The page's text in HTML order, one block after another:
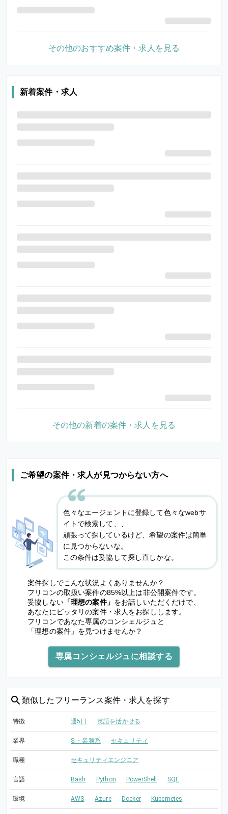
ご希望の案件・求人が見つからない方へ
色々なエージェントに登録して色々なwebサ
イトで検索して、、
頑張って探しているけど、希望の案件は簡単
に見つからないな。
この条件は妥協して探し直しかな。
案件探しでこんな状況よくありませんか？
フリコンの取扱い案件の85%以上は非公開案件です。
妥協しない「理想の案件」 をお話しいただくだけで、
あなたにピッタリの案件・求人をお探しします。
フリコンであなた専属のコンシェルジュと
「理想の案件」を見つけませんか？
専属コンシェルジュに相談する
類似した フリーランス案件・求人を探す
特徴 週5日 英語を活かせる
業界 SI・業務系 セキュリティ
職種 セキュリティエンジニア
言語 Bash Python PowerShell SQL
環境 AWS Azure Docker Kubernetes
その他のおすすめ案件・求人を見る
新着案件・求人
その他の新着の案件・求人を見る